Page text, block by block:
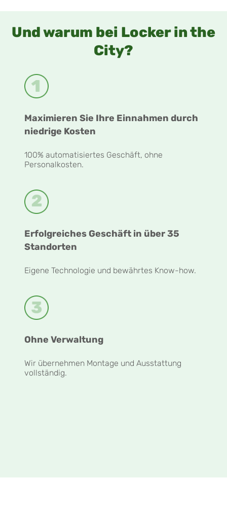
Und warum bei Locker in the
City?
Maximieren Sie Ihre Einnahmen durch
niedrige Kosten
100% automatisiertes Geschäft, ohne
Personalkosten.
Erfolgreiches Geschäft in über 35
Standorten
Eigene Technologie und bewährtes Know-how.
Ohne Verwaltung
Wir übernehmen Montage und Ausstattung
vollständig.